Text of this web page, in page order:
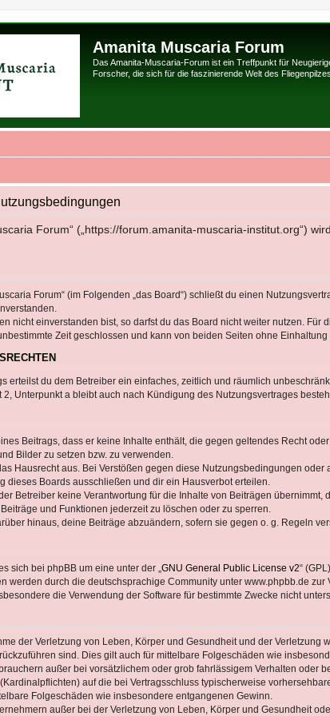
Amanita Muscaria Forum
Das Amanita-Muscaria-Forum ist ein Treffpunkt für
Forscher, die sich für die faszinierende Welt des
Forum“ („https://forum.amanita-muscaria-institut.org“)
Forum“ (im Folgenden „das Board“) schließt du einen
nicht einverstanden bist, so darfst du das Board nicht weiter nutzen.
Zeit geschlossen und kann von beiden Seiten ohne
erteilst du dem Betreiber ein einfaches, zeitlich und räumlich
2, Unterpunkt a bleibt auch nach Kündigung des Nutzungsvertrages
Beitrags, dass er keine Inhalte enthält, die gegen geltendes Recht
Bilder zu setzen bzw. zu verwenden.
Hausrecht aus. Bei Verstößen gegen diese Nutzungsbedingungen
dieses Boards ausschließen und dir ein Hausverbot erteilen.
Betreiber keine Verantwortung für die Inhalte von Beiträgen
und Funktionen jederzeit zu löschen oder zu sperren.
hinaus, deine Beiträge abzuändern, sofern sie gegen o. g. Regeln
sich bei phpBB um eine unter der „GNU General Public License v2“
werden durch die deutschsprachige Community unter www.phpbb.de
die Verwendung der Software für bestimmte Zwecke nicht
der Verletzung von Leben, Körper und Gesundheit und der
sind. Dies gilt auch für mittelbare Folgeschäden wie
außer bei vorsätzlichem oder grob fahrlässigem Verhalten oder
auf die bei Vertragsschluss typischerweise
Folgeschäden wie insbesondere entgangenen Gewinn.
außer bei der Verletzung von Leben, Körper und Gesundheit